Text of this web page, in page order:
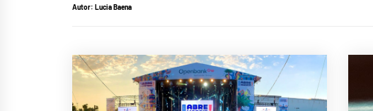
Autor: Lucia Baena